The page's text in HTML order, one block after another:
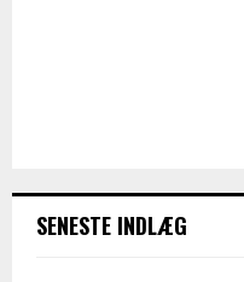
SENESTE INDLÆG